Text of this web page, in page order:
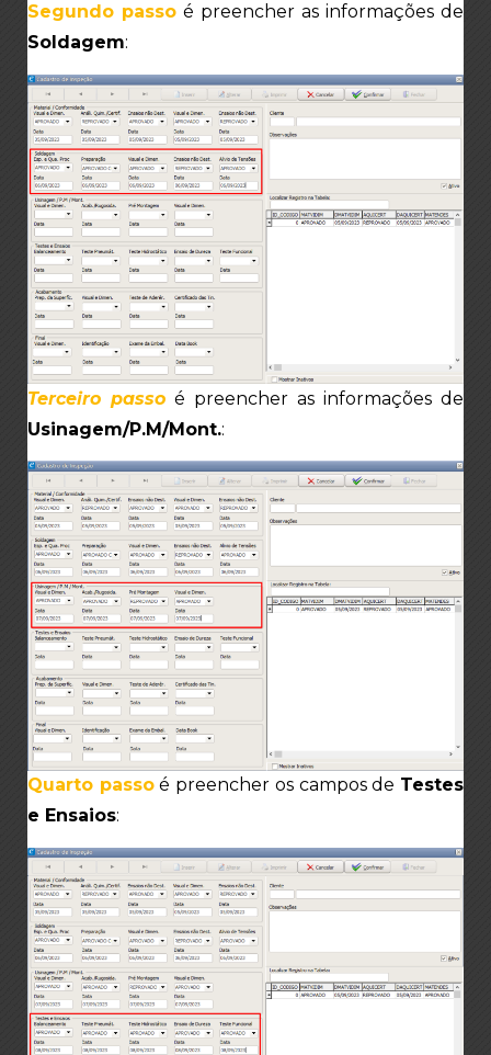
Segundo passo é preencher as informações de
Soldagem:
Terceiro passo é preencher as informações de
Usinagem/P.M/Mont.:
Quarto passoé preencher os campos de Testes
e Ensaios: